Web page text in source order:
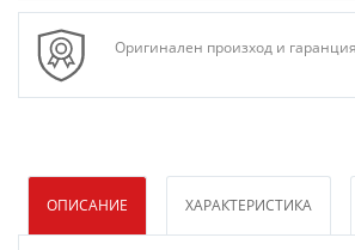
Оригинален произход и гаранция
ОПИСАНИЕ ХАРАКТЕРИСТИКА